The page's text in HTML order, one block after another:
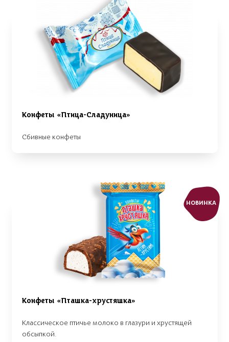
Конфеты «Птица-Сладуница»
Сбивные конфеты
НОВИНКА
Конфеты «Пташка-хрустяшка»
Классическое птичье молоко в глазури и хрустящей
обсыпкой.